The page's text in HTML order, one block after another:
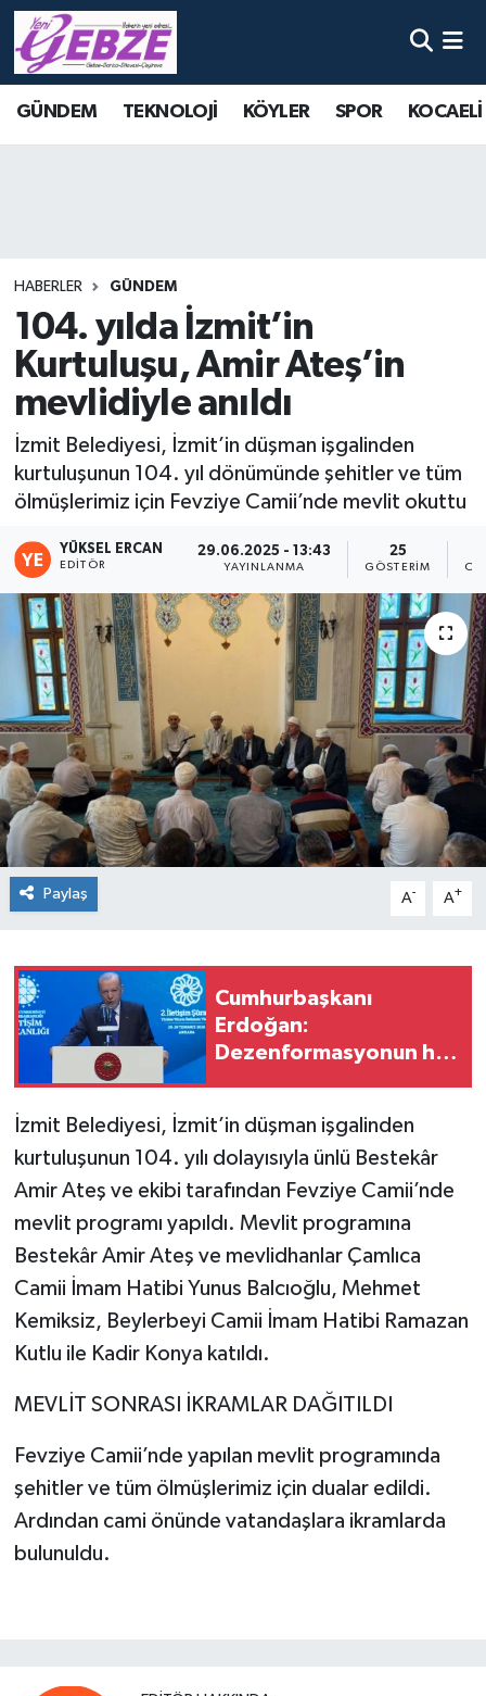
GÜNDEM TEKNOLOJİ KÖYLER SPOR
HABERLER GÜNDEM
104. yılda İzmit’in
Kurtuluşu, Amir Ateş’in
mevlidiyle anıldı
İzmit Belediyesi, İzmit’in düşman işgalinden
kurtuluşunun 104. yıl dönümünde şehitler ve tüm
ölmüşlerimiz için Fevziye Camii’nde mevlit okuttu
YÜKSEL ERCAN
EDITÖR
29.06.2025 - 13:43
YAYINLANMA
25
GÖSTERIM
Paylaş A- A+
Cumhurbaşkanı
Erdoğan:
Dezenformasyonun her
İzmit Belediyesi, İzmit’in düşman işgalinden
kurtuluşunun 104. yılı dolayısıyla ünlü Bestekâr
Amir Ateş ve ekibi tarafından Fevziye Camii’nde
mevlit programı yapıldı. Mevlit programına
Bestekâr Amir Ateş ve mevlidhanlar Çamlıca
Camii İmam Hatibi Yunus Balcıoğlu, Mehmet
Kemiksiz, Beylerbeyi Camii İmam Hatibi Ramazan
Kutlu ile Kadir Konya katıldı.
MEVLİT SONRASI İKRAMLAR DAĞITILDI
Fevziye Camii’nde yapılan mevlit programında
şehitler ve tüm ölmüşlerimiz için dualar edildi.
Ardından cami önünde vatandaşlara ikramlarda
bulunuldu.
Nöbetçi Eczaneler
Süper Lig Puan Durumu ve Fikstür
Tüm Manşetler
Son Dakika Haberleri
Haber Arşivi